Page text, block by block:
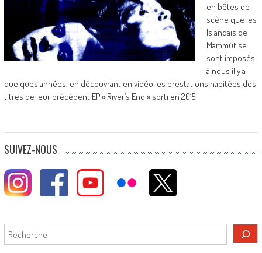
en bêtes de
scène que les
Islandais de
Mammút se
sont imposés
à nous il y a
quelques années, en découvrant en vidéo les prestations habitées des
titres de leur précédent EP « River’s End » sorti en 2015.
SUIVEZ-NOUS
Rechercher